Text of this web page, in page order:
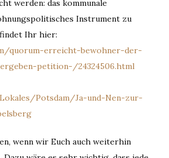
werden: das kommunale
Instrument zu
Ihr hier:
quorum-erreicht-bewohner-der-
petition-/24324506.html
Potsdam/Ja-und-Nen-zur-
wenn wir Euch auch weiterhin